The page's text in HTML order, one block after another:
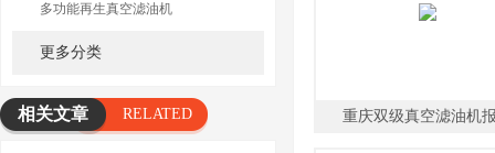
多功能再生真空滤油机
更多分类
相关文章
RELATED
重庆双级真空滤油机